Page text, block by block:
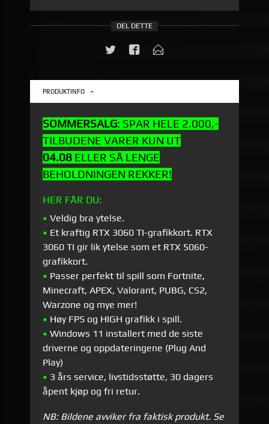
DEL DETTE
PRODUKTINFO
SOMMERSALG: SPAR HELE 2.000,-
TILBUDENE VARER KUN UT
04.08 ELLER SÅ LENGE
BEHOLDNINGEN REKKER!
HER FÅR DU:
• Veldig bra ytelse.
• Et kraftig RTX 3060 TI-grafikkort. RTX
3060 TI gir lik ytelse som et RTX 5060-
grafikkort.
• Passer perfekt til spill som Fortnite,
Minecraft, APEX, Valorant, PUBG, CS2,
Warzone og mye mer!
• Høy FPS og HIGH grafikk i spill.
• Windows 11 installert med de siste
driverne og oppdateringene (Plug And
Play)
• 3 års service, livstidsstøtte, 30 dagers
åpent kjøp og fri retur.
NB: Bildene avviker fra faktisk produkt. Se